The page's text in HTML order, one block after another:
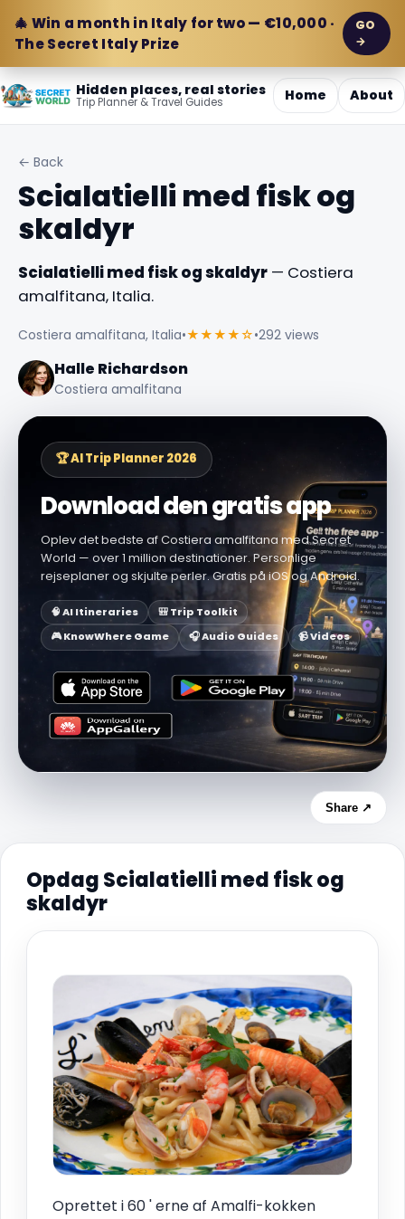
🎄 Win a month in Italy for two — €10,000 ·
The Secret Italy Prize
GO
→
Hidden places, real stories
Trip Planner & Travel Guides Home About
← Back
Scialatielli med fisk og
skaldyr
Scialatielli med fisk og skaldyr — Costiera
amalfitana, Italia.
Costiera amalfitana, Italia•★★★★☆•292 views
Halle Richardson
Costiera amalfitana
🏆 AI Trip Planner 2026
Download den gratis app
Oplev det bedste af Costiera amalfitana med Secret
World — over 1 million destinationer. Personlige
rejseplaner og skjulte perler. Gratis på iOS og Android.
🧠 AI Itineraries
🎒 Trip Toolkit
🎮 KnowWhere Game
🎧 Audio Guides 📹 Videos
Share ↗
Opdag Scialatielli med fisk og
skaldyr
Oprettet i 60 ' erne af Amalfi-kokken